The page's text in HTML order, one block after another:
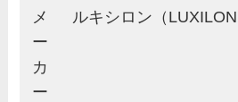
メ
ー
カ
ー
ルキシロン（LUXILON